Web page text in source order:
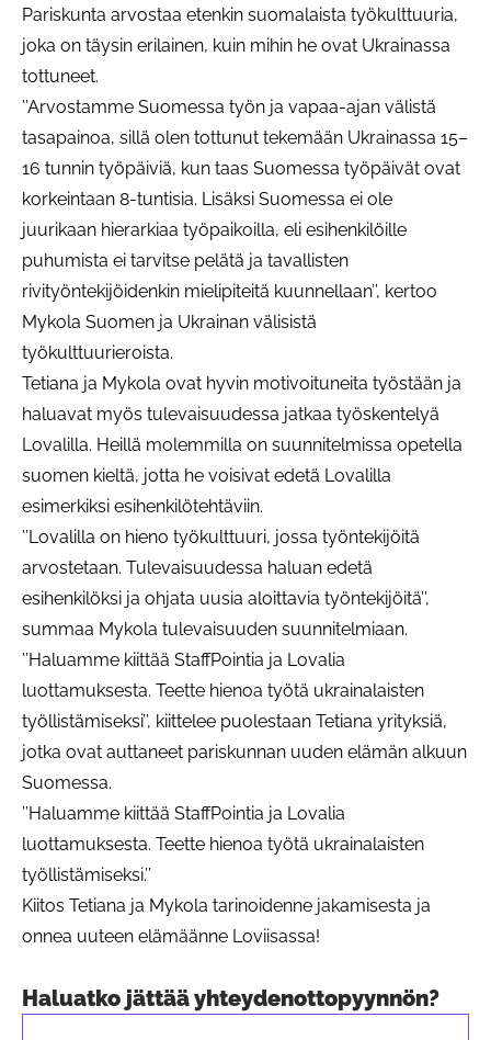
Pariskunta arvostaa etenkin suomalaista työkulttuuria,
joka on täysin erilainen, kuin mihin he ovat Ukrainassa
tottuneet.
’’Arvostamme Suomessa työn ja vapaa-ajan välistä
tasapainoa, sillä olen tottunut tekemään Ukrainassa 15–
16 tunnin työpäiviä, kun taas Suomessa työpäivät ovat
korkeintaan 8-tuntisia. Lisäksi Suomessa ei ole
juurikaan hierarkiaa työpaikoilla, eli esihenkilöille
puhumista ei tarvitse pelätä ja tavallisten
rivityöntekijöidenkin mielipiteitä kuunnellaan’’, kertoo
Mykola Suomen ja Ukrainan välisistä
työkulttuurieroista.
Tetiana ja Mykola ovat hyvin motivoituneita työstään ja
haluavat myös tulevaisuudessa jatkaa työskentelyä
Lovalilla. Heillä molemmilla on suunnitelmissa opetella
suomen kieltä, jotta he voisivat edetä Lovalilla
esimerkiksi esihenkilötehtäviin.
’’Lovalilla on hieno työkulttuuri, jossa työntekijöitä
arvostetaan. Tulevaisuudessa haluan edetä
esihenkilöksi ja ohjata uusia aloittavia työntekijöitä’’,
summaa Mykola tulevaisuuden suunnitelmiaan.
’’Haluamme kiittää StaffPointia ja Lovalia
luottamuksesta. Teette hienoa työtä ukrainalaisten
työllistämiseksi’’, kiittelee puolestaan Tetiana yrityksiä,
jotka ovat auttaneet pariskunnan uuden elämän alkuun
Suomessa.
’’Haluamme kiittää StaffPointia ja Lovalia
luottamuksesta. Teette hienoa työtä ukrainalaisten
työllistämiseksi.’’
Kiitos Tetiana ja Mykola tarinoidenne jakamisesta ja
onnea uuteen elämäänne Loviisassa!
Haluatko jättää yhteydenottopyynnön?